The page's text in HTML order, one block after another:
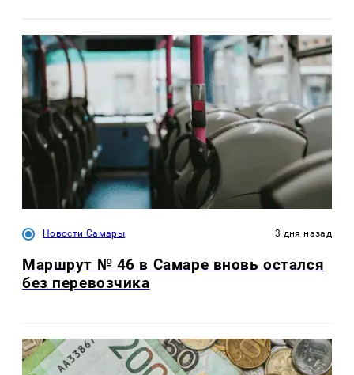
Новости Самары 3 дня назад
Маршрут № 46 в Самаре вновь остался
без перевозчика